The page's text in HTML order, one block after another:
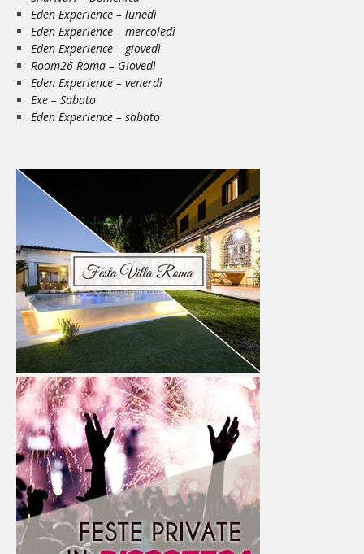
Eden Experience – lunedì
Eden Experience – mercoledì
Eden Experience – giovedì
Room26 Roma – Giovedì
Eden Experience – venerdì
Exe – Sabato
Eden Experience – sabato